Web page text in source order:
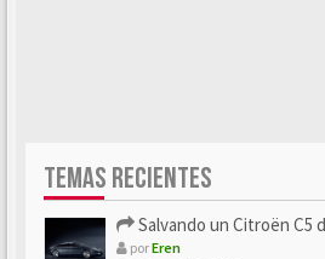
TEMAS RECIENTES
Salvando un Citroën C5 del
porEren